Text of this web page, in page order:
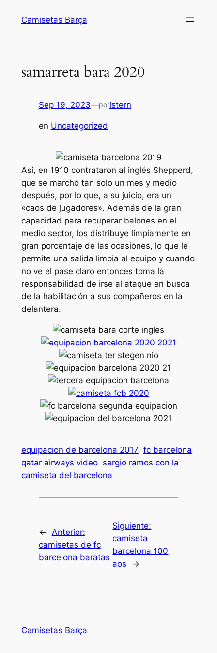
Camisetas Barça
samarreta bara 2020
Sep 19, 2023—poristern
en Uncategorized
Así, en 1910 contrataron al inglés Shepperd,
que se marchó tan solo un mes y medio
después, por lo que, a su juicio, era un
«caos de jugadores». Además de la gran
capacidad para recuperar balones en el
medio sector, los distribuye limpiamente en
gran porcentaje de las ocasiones, lo que le
permite una salida limpia al equipo y cuando
no ve el pase claro entonces toma la
responsabilidad de irse al ataque en busca
de la habilitación a sus compañeros en la
delantera.
equipacion de barcelona 2017 fc barcelona
qatar airways video sergio ramos con la
camiseta del barcelona
←
Anterior:
camisetas de fc
barcelona baratas
Siguiente:
camiseta
barcelona 100
aos
→
Camisetas Barça